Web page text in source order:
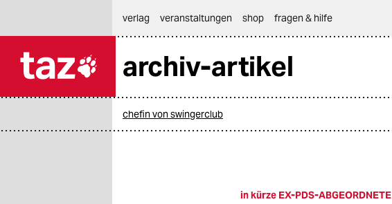
themen
verlag
veranstaltungen shop fragen & hilfe
archiv-artikel
chefin von swingerclub
in kürze EX-PDS-ABGEORDNETE